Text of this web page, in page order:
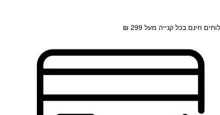
חינם בכל קנייה מעל 299 ₪